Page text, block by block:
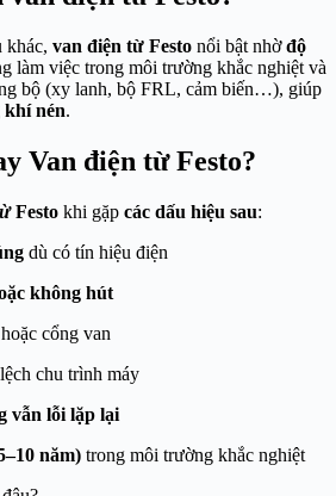
khác, van điện từ Festo nổi bật nhờđộ
làm việc trong môi trường khắc nghiệt và
bộ (xy lanh, bộ FRL, cảm biến…), giúp
khí nén.
Van điện từ Festo?
Festo khi gặp các dấu hiệu sau:
dù có tín hiệu điện
không hút
cổng van
chu trình máy
vẫn lỗi lặp lại
năm) trong môi trường khắc nghiệt